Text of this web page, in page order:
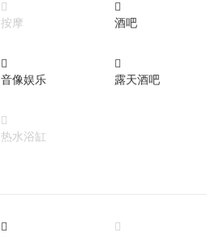

按摩

酒吧

音像娱乐

露天酒吧

热水浴缸

